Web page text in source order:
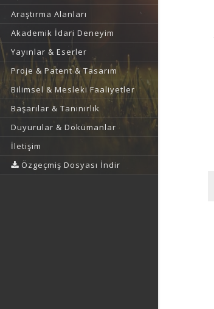
Araştırma Alanları
Akademik İdari Deneyim
Yayınlar & Eserler
Proje & Patent & Tasarım
Bilimsel & Mesleki Faaliyetler
Başarılar & Tanınırlık
Duyurular & Dokümanlar
İletişim
Özgeçmiş Dosyası İndir